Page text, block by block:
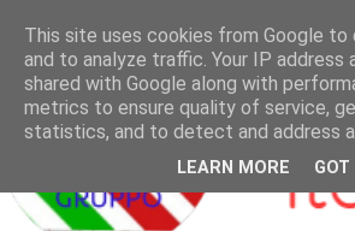
This site uses cookies from Google to
and to analyze traffic. Your IP address
shared with Google along with
metrics to ensure quality of service,
statistics, and to detect and address
LEARN MORE GOT